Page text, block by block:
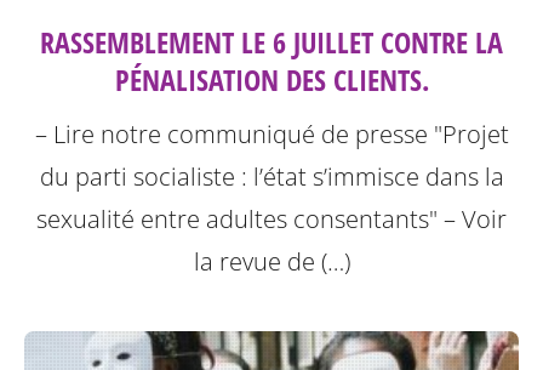
RASSEMBLEMENT LE 6 JUILLET CONTRE LA
PÉNALISATION DES CLIENTS.
– Lire notre communiqué de presse "Projet
du parti socialiste : l’état s’immisce dans la
sexualité entre adultes consentants" – Voir
la revue de (…)